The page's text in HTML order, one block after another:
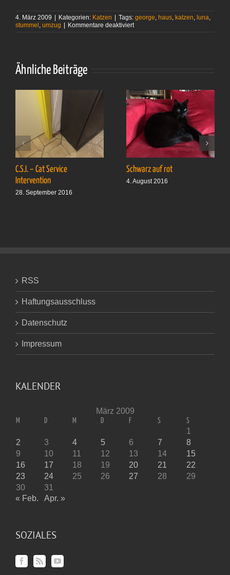
4. März 2009 | Kategorien: Katzen | Tags: george haus katzen luna
stummel umzug | Kommentare deaktiviertfür
Ähnliche Beiträge
C.S.I. – Cat Service
Intervention
28. September 2016
Schwarz auf rot
4. August 2016
RSS
Haftungsausschluss
Datenschutz
Impressum
KALENDER
März 2009
M D M D F S S
1
2
3 4 5 6 7
8
9
10 11 12 13 14
15
16
17 18 19 20 21
22
23
24 25 26 27 28
29
30
31
« Feb.
Apr. »
SOZIALES